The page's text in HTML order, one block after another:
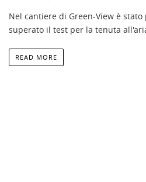
Nel cantiere di Green-View è
superato il test per la tenuta
READ MORE